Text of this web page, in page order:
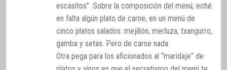
escasitos” .Sobre la composición del menú, eché
en falta algún plato de carne, en un menú de
cinco platos salados: mejillón, merluza, txangurro,
gamba y setas. Pero de carne nada.
Otra pega para los aficionados al “maridaje” de